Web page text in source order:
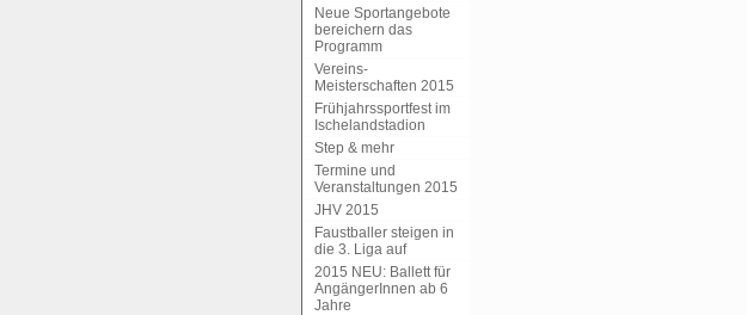
Neue Sportangebote
bereichern das
Programm
Vereins-
Meisterschaften 2015
Frühjahrssportfest im
Ischelandstadion
Step & mehr
Termine und
Veranstaltungen 2015
JHV 2015
Faustballer steigen in
die 3. Liga auf
2015 NEU: Ballett für
AngängerInnen ab 6
Jahre